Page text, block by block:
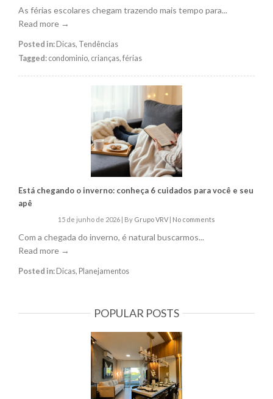
As férias escolares chegam trazendo mais tempo para...
Read more →
Posted in: Dicas, Tendências
Tagged: condominio, crianças, férias
Está chegando o inverno: conheça 6 cuidados para você e seu
apê
15 de junho de 2026 By Grupo VRV No comments
Com a chegada do inverno, é natural buscarmos...
Read more →
Posted in: Dicas, Planejamentos
POPULAR POSTS